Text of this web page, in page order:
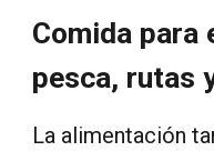
Comida para
pesca, rutas
La alimentación